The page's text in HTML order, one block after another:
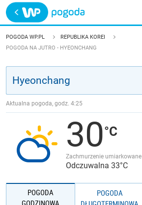
Trwa ładowanie
POLSKA
ŚWIAT
JAKOŚĆ POWIETRZA
POGODA WP.PL
REPUBLIKA KOREI
POGODA NA JUTRO - HYEONCHANG
Aktualna pogoda, godz. 4:25
30
Zachmurzenie umiarkowane
Odczuwalna 33°C
POGODA
GODZINOWA
POGODA